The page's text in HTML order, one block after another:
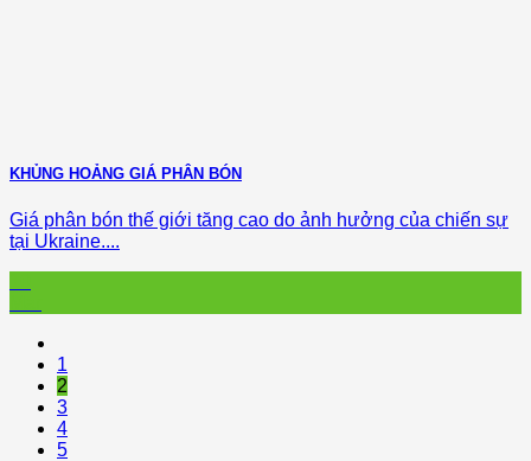
KHỦNG HOẢNG GIÁ PHÂN BÓN
Giá phân bón thế giới tăng cao do ảnh hưởng của chiến sự
tại Ukraine....
1
2
3
4
5